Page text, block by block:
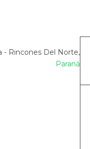
- Rincones Del Norte,
Paraná